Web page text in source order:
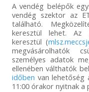
A vendég belépők
vendég szektor az
található.
keresztül lehet. Az
keresztül (
megvásárolhatók
személyes adatok
ellenében válthatók
időben van lehetőség
11:00 órakor nyitnak a